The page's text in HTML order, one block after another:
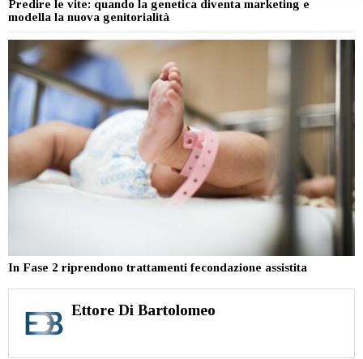
Predire le vite: quando la genetica diventa marketing e
modella la nuova genitorialità
In Fase 2 riprendono trattamenti fecondazione assistita
Ettore Di Bartolomeo